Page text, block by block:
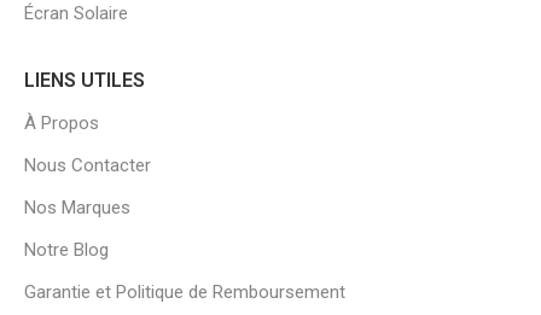
Écran Solaire
LIENS UTILES
À Propos
Nous Contacter
Nos Marques
Notre Blog
Garantie et Politique de Remboursement